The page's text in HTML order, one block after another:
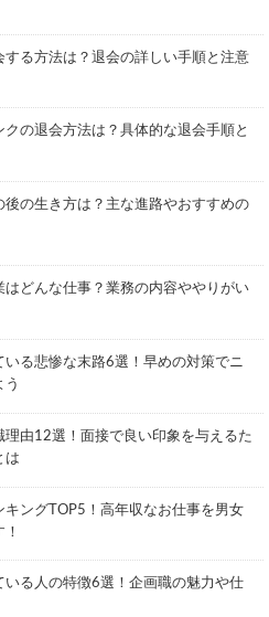
する方法は？退会の詳しい手順と注意
クの退会方法は？具体的な退会手順と
後の生き方は？主な進路やおすすめの
はどんな仕事？業務の内容ややりがい
いる悲惨な末路6選！早めの対策でニ
う
理由12選！面接で良い印象を与えるた
は
キングTOP5！高年収なお仕事を男女
いる人の特徴6選！企画職の魅力や仕